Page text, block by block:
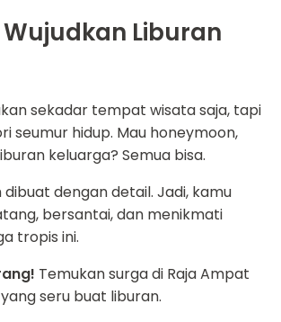
Liburan
sekadar tempat wisata saja, tapi
seumur hidup. Mau honeymoon,
keluarga? Semua bisa.
dibuat dengan detail. Jadi, kamu
bersantai, dan menikmati
tropis ini.
Temukan surga di Raja Ampat
seru buat liburan.